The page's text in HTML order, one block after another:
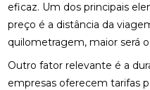
eficaz. Um dos principais
preço é a distância da
quilometragem, maior será
Outro fator relevante é a
empresas oferecem tarifas